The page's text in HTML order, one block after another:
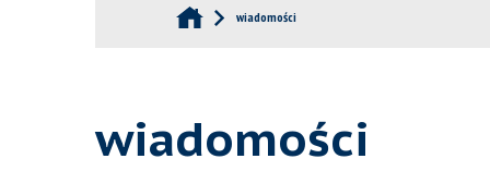
wiadomości
wiadomości